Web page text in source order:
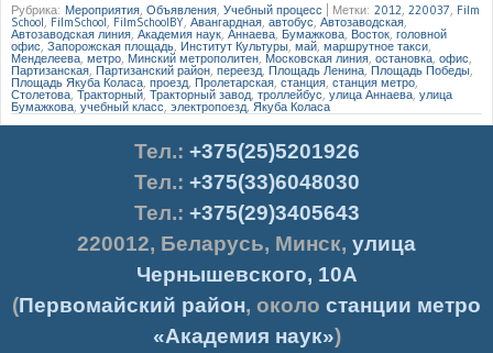
Рубрика: Мероприятия Объявления Учебный процесс Метки: 2012 220037 Film
School FilmSchool FilmSchoolBY Авангардная автобус Автозаводская
Автозаводская линия Академия наук Аннаева Бумажкова Восток головной
офис Запорожская площадь Институт Культуры,май маршрутное такси
Менделеева метро Минский метрополитен Московская линия остановка офис
Партизанская Партизанский район переезд Площадь Ленина ,Площадь Победы
Площадь Якуба Коласа проезд Пролетарская станция станция метро,
Столетова Тракторный, Тракторный завод троллейбус ,улица Аннаева, улица
Бумажкова учебный класс электропоезд ,Якуба Коласа
Тел.: +375(25)5201926
Тел.: +375(33)6048030
Тел.: +375(29)3405643
220012, Беларусь, Минск, улица
Чернышевского, 10А
(Первомайский район, около станции метро
«Академия наук»)